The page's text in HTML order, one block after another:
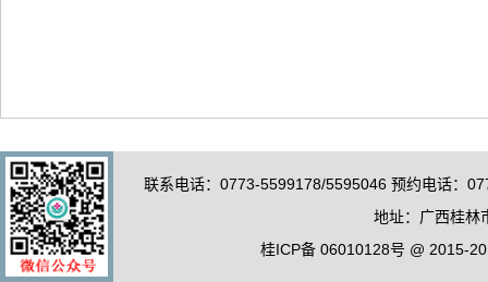
联系电话：0773-5599178/5595046 预约电话：
地址：广西桂林
桂ICP备 06010128号 @ 2015-